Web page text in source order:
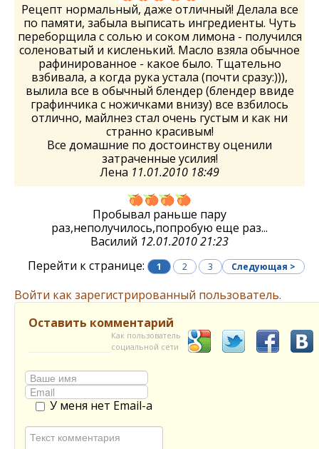
Рецепт нормальный, даже отличный! Делала все
по памяти, забыла выписать ингредиенты. Чуть
переборщила с солью и соком лимона - получился
соленоватый и кисленький. Масло взяла обычное
рафинированное - какое было. Тщательно
взбивала, а когда рука устала (почти сразу:))),
вылила все в обычный блендер (блендер ввиде
графинчика с ножичками внизу) все взбилось
отлично, майлнез стал очень густым и как ни
странно красивым!
Все домашние по достоинству оценили
затраченные усилия!
Лена 11.01.2010 18:49
Пробывал раньше пару
раз,неполучилось,попробую еще раз...
Василий 12.01.2010 21:23
Перейти к странице:
1 2 3 Следующая >
Войти как зарегистрированный пользователь.
Оставить комментарий
Как пользователь
социальной сети
У меня нет Email-а